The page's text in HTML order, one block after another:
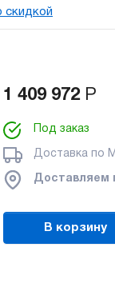
скидкой
1 409 972 Р
Под заказ
Доставка по
Доставляем
В корзину